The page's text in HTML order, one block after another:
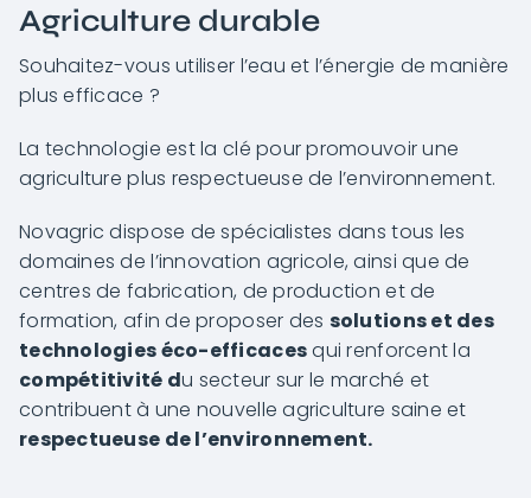
Agriculture durable
Souhaitez-vous utiliser l’eau et l’énergie de manière
plus efficace ?
La technologie est la clé pour promouvoir une
agriculture plus respectueuse de l’environnement.
Novagric dispose de spécialistes dans tous les
domaines de l’innovation agricole, ainsi que de
centres de fabrication, de production et de
formation, afin de proposer des solutions et des
technologies éco-efficacesqui renforcent la
compétitivité du secteur sur le marché et
contribuent à une nouvelle agriculture saine et
respectueuse de l’environnement.